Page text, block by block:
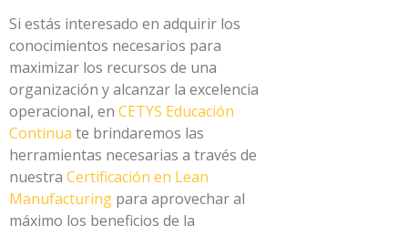
Si estás interesado en adquirir los
conocimientos necesarios para
maximizar los recursos de una
organización y alcanzar la excelencia
operacional, en CETYS Educación
Continua te brindaremos las
herramientas necesarias a través de
nuestra Certificación en Lean
Manufacturing para aprovechar al
máximo los beneficios de la